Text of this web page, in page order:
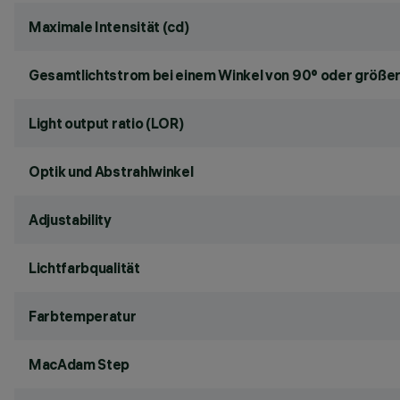
Maximale Intensität (cd)
Gesamtlichtstrom bei einem Winkel von 90° oder
Light output ratio (LOR)
Optik und Abstrahlwinkel
Adjustability
Lichtfarbqualität
Farbtemperatur
MacAdam Step